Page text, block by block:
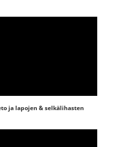
ja lapojen & selkälihasten